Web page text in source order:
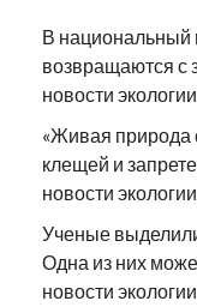
В национальный
возвращаются с
новости
«Живая природа
клещей и
новости
Ученые
Одна из них
новости